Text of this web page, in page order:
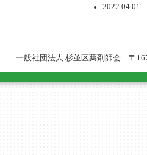
2022.04.01
一般社団法人 杉並区薬剤師会 〒